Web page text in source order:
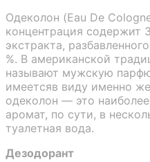
Одеколон (Eau De
концентрация содержит
экстракта,
%. В американской
называют мужскую
имеетсяв виду именно
одеколон — это
аромат, по сути, в
туалетная вода.
Дезодорант